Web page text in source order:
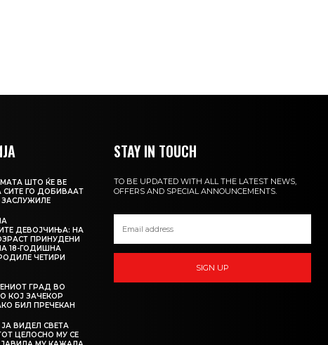
ШТО ЌЕ ВЕ
СИТЕ ГО ДОБИВААТ
ДЕВОЈЧИЊА: НА
ПРИНУДЕНИ
18-ГОДИШНА
ЧЕТИРИ
ГРАД ВО
КОЈ ЗАЧЕКОР
БИЛ ПРЕЧЕКАН
ВИДЕЛ СВЕТА
ЦЕЛОСНО МУ СЕ
STAY IN TOUCH
TO BE UPDATED WITH ALL THE LATEST NEWS,
OFFERS AND SPECIAL ANNOUNCEMENTS.
SIGN UP